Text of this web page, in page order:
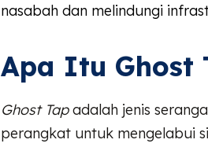
nasabah dan melindungi
Apa Itu Ghost
Ghost Tapadalah jenis
perangkat untuk mengelabui